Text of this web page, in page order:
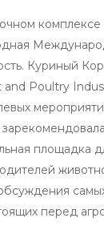
Куриный
Poultry
площадка
перед